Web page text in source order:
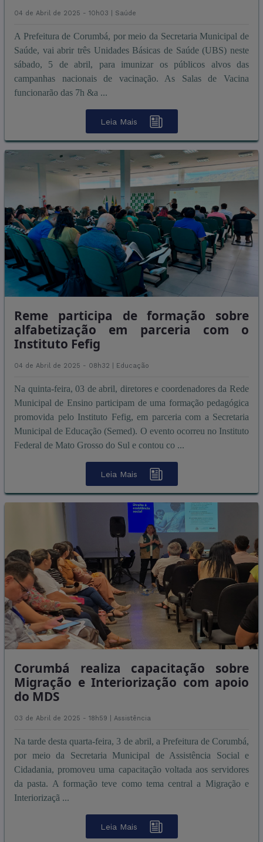
04 de Abril de 2025 - 10h03 | Saúde
A Prefeitura de Corumbá, por meio da Secretaria Municipal de
Saúde, vai abrir três Unidades Básicas de Saúde (UBS) neste
sábado, 5 de abril, para imunizar os públicos alvos das
campanhas nacionais de vacinação. As Salas de Vacina
funcionarão das 7h &a ...
Leia Mais
Reme participa de formação sobre
alfabetização em parceria com o
Instituto Fefig
04 de Abril de 2025 - 08h32 | Educação
Na quinta-feira, 03 de abril, diretores e coordenadores da Rede
Municipal de Ensino participam de uma formação pedagógica
promovida pelo Instituto Fefig, em parceria com a Secretaria
Municipal de Educação (Semed). O evento ocorreu no Instituto
Federal de Mato Grosso do Sul e contou co ...
Leia Mais
Corumbá realiza capacitação sobre
Migração e Interiorização com apoio
do MDS
03 de Abril de 2025 - 18h59 | Assistência
Na tarde desta quarta-feira, 3 de abril, a Prefeitura de Corumbá,
por meio da Secretaria Municipal de Assistência Social e
Cidadania, promoveu uma capacitação voltada aos servidores
da pasta. A formação teve como tema central a Migração e
Interiorizaçã ...
Leia Mais